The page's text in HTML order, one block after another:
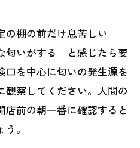
棚の前だけ息苦しい」
匂いがする」と感じたら要
を中心に匂いの発生源を
察してください。人間の
前の朝一番に確認すると
。